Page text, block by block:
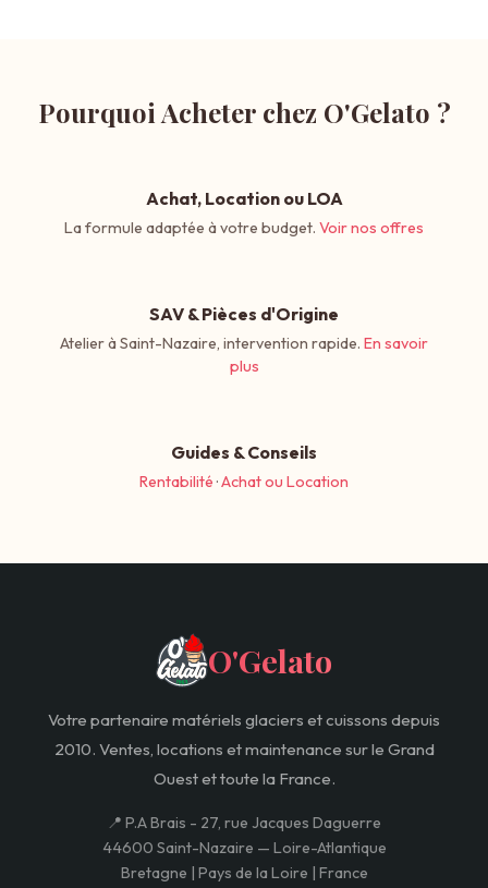
Pourquoi Acheter chez O'Gelato ?
Achat, Location ou LOA
La formule adaptée à votre budget. Voir nos offres
SAV & Pièces d'Origine
Atelier à Saint-Nazaire, intervention rapide. En savoir
plus
Guides & Conseils
Rentabilité ·Achat ou Location
O'Gelato
Votre partenaire matériels glaciers et cuissons depuis
2010. Ventes, locations et maintenance sur le Grand
Ouest et toute la France.
📍 P.A Brais - 27, rue Jacques Daguerre
44600 Saint-Nazaire — Loire-Atlantique
Bretagne | Pays de la Loire | France